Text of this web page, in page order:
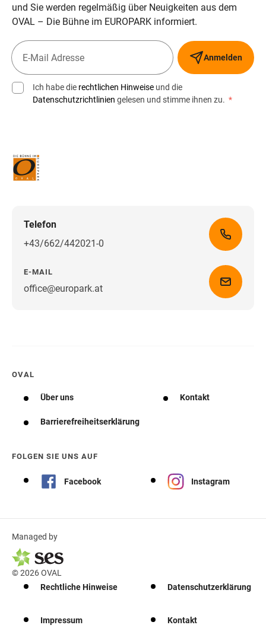
und Sie werden regelmäßig über Neuigkeiten aus dem
OVAL – Die Bühne im EUROPARK informiert.
Anmelden
Ich habe die rechtlichen Hinweise und die
Datenschutzrichtlinien gelesen und stimme ihnen zu. *
Telefon
+43/662/442021-0
E-MAIL
office@europark.atWegbeschreibung erhalten
OVAL
Über uns Kontakt
Barrierefreiheitserklärung
FOLGEN SIE UNS AUF
Facebook Instagram
Managed by
© 2026 OVAL
Rechtliche Hinweise
Datenschutzerklärung
Impressum Kontakt